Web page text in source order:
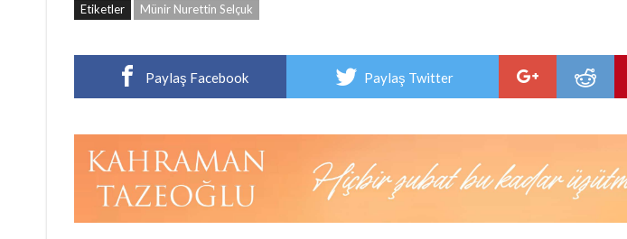
Etiketler Münir Nurettin Selçuk
Paylaş Facebook Paylaş Twitter